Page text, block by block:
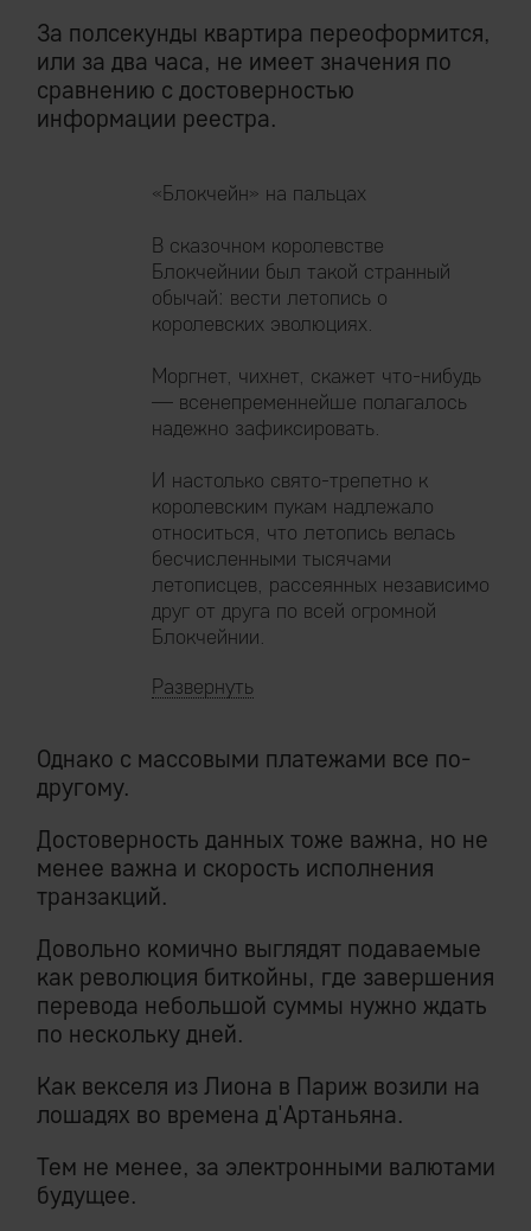
За полсекунды квартира переоформится,
или за два часа, не имеет значения по
сравнению с достоверностью
информации реестра.
«Блокчейн» на пальцах
В сказочном королевстве
Блокчейнии был такой странный
обычай: вести летопись о
королевских эволюциях.
Моргнет, чихнет, скажет что-нибудь
— всенепременнейше полагалось
надежно зафиксировать.
И настолько свято-трепетно к
королевским пукам надлежало
относиться, что летопись велась
бесчисленными тысячами
летописцев, рассеянных независимо
друг от друга по всей огромной
Блокчейнии.
Однако с массовыми платежами все по-
другому.
Достоверность данных тоже важна, но не
менее важна и скорость исполнения
транзакций.
Довольно комично выглядят подаваемые
как революция биткойны, где завершения
перевода небольшой суммы нужно ждать
по нескольку дней.
Как векселя из Лиона в Париж возили на
лошадях во времена д'Артаньяна.
Тем не менее, за электронными валютами
будущее.